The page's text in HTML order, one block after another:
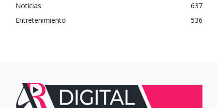
Noticias
637
Entretenimiento
536